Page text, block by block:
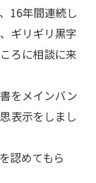
16年間連続し
ギリギリ黒字
ろに相談に来
をメインバン
表示をしまし
認めてもら